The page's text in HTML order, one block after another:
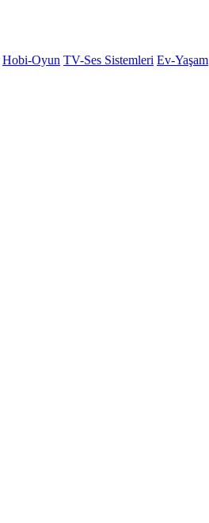
Hobi-Oyun TV-Ses Sistemleri Ev-Yaşam